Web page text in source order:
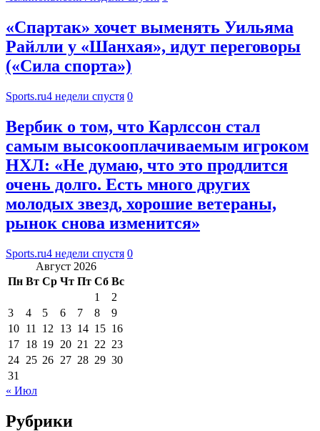
«Спартак» хочет выменять Уильяма
Райлли у «Шанхая», идут переговоры
(«Сила спорта»)
Sports.ru4 недели спустя 0
Вербик о том, что Карлссон стал
самым высокооплачиваемым игроком
НХЛ: «Не думаю, что это продлится
очень долго. Есть много других
молодых звезд, хорошие ветераны,
рынок снова изменится»
Sports.ru4 недели спустя 0
Август 2026
Пн Вт Ср Чт Пт Сб Вс
1
2
3
4 5 6 7 8
9
10 11 12 13 14 15 16
17 18 19 20 21 22 23
24 25 26 27 28 29 30
31
« Июл
Рубрики